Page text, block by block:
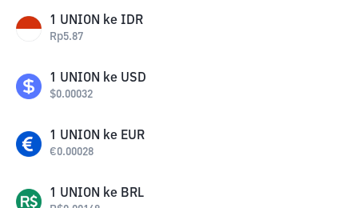
1 UNION ke IDR
Rp5.87
1 UNION ke USD
$0.00032
1 UNION ke EUR
€0.00028
1 UNION ke BRL